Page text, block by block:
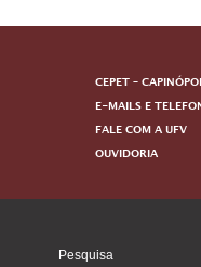
CEPET –
E-MAILS E
FALE COM A UFV
OUVIDORIA
Pesquisa